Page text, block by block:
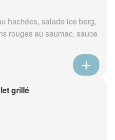
hachées, salade ice berg,
rouges au saumac, sauce
grillé